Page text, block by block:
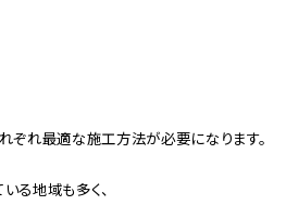
ぞれ最適な施工方法が必要になります。
る地域も多く、